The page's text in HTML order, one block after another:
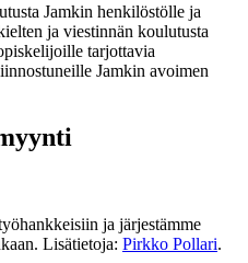
Jamkin henkilöstölle ja
ja viestinnän koulutusta
tarjottavia
Jamkin avoimen
ja järjestämme
Lisätietoja: Pirkko Pollari.